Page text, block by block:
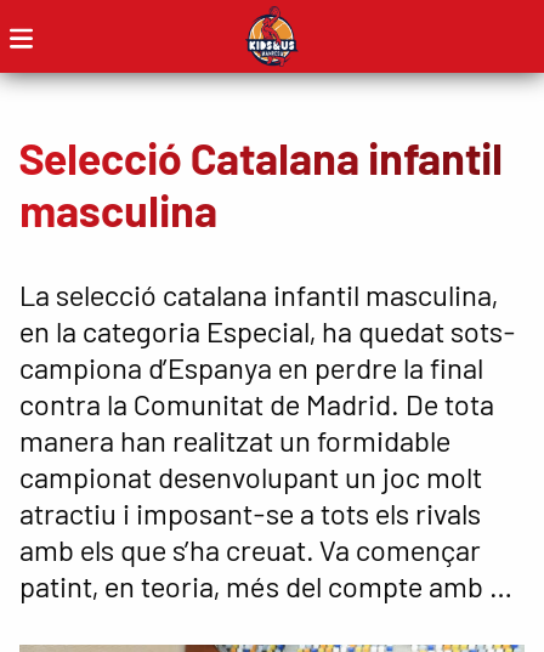
Selecció Catalana infantil
masculina
La selecció catalana infantil masculina,
en la categoria Especial, ha quedat sots-
campiona d’Espanya en perdre la final
contra la Comunitat de Madrid. De tota
manera han realitzat un formidable
campionat desenvolupant un joc molt
atractiu i imposant-se a tots els rivals
amb els que s’ha creuat. Va començar
patint, en teoria, més del compte amb …